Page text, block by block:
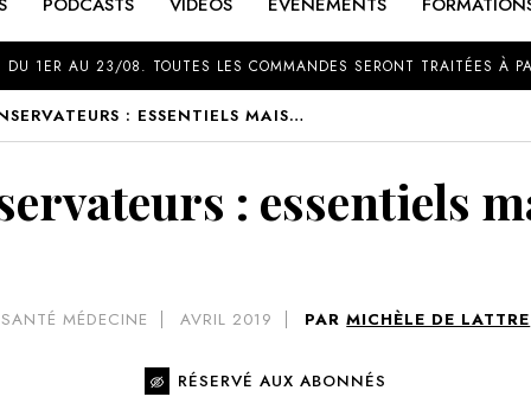
DU 1ER AU 23/08. TOUTES LES COMMANDES SERONT TRAITÉES À
: ESSENTIELS MAIS…
: essentiels
SANTÉ MÉDECINE AVRIL 2019 PAR MICHÈLE DE LATTRE
RÉSERVÉ AUX ABONNÉS